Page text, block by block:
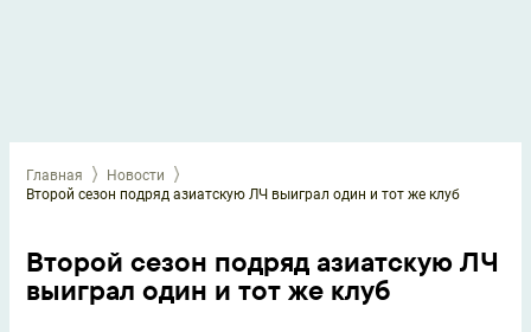
Главная
Новости
Второй сезон подряд азиатскую ЛЧ выиграл один и тот же клуб
Второй сезон подряд азиатскую ЛЧ
выиграл один и тот же клуб